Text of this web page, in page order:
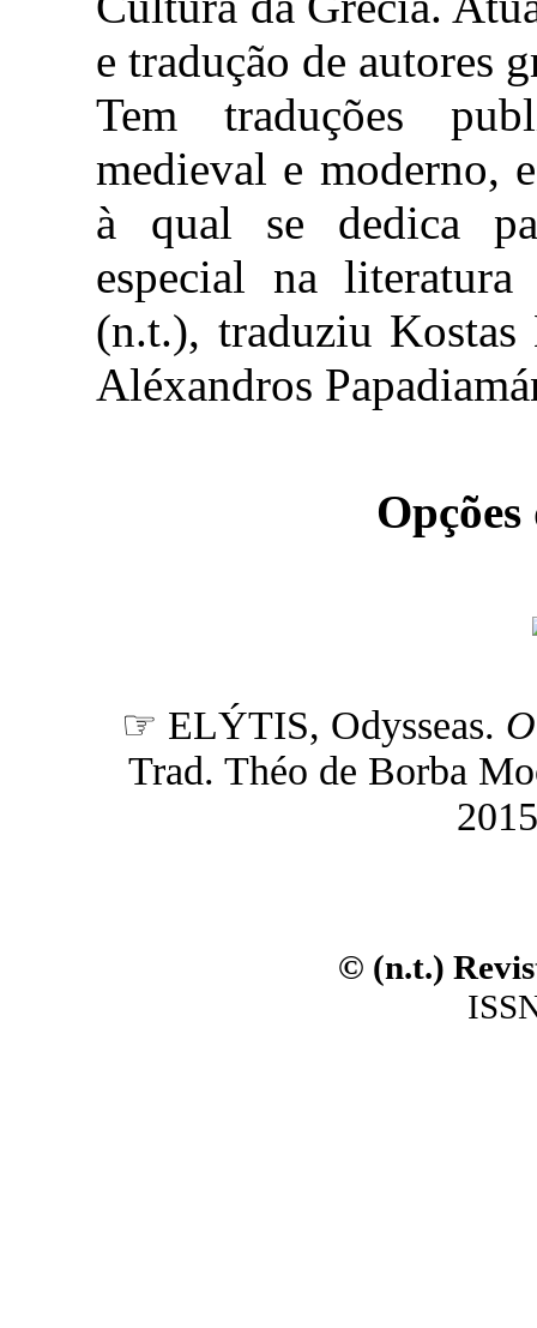
e tradução de autores
Tem traduções
medieval e moderno,
à qual se dedica
especial na
(n.t.), traduziu
Aléxandros
☞ ELÝTIS, Odysseas.
Trad. Théo de Borba
© (n.t.)